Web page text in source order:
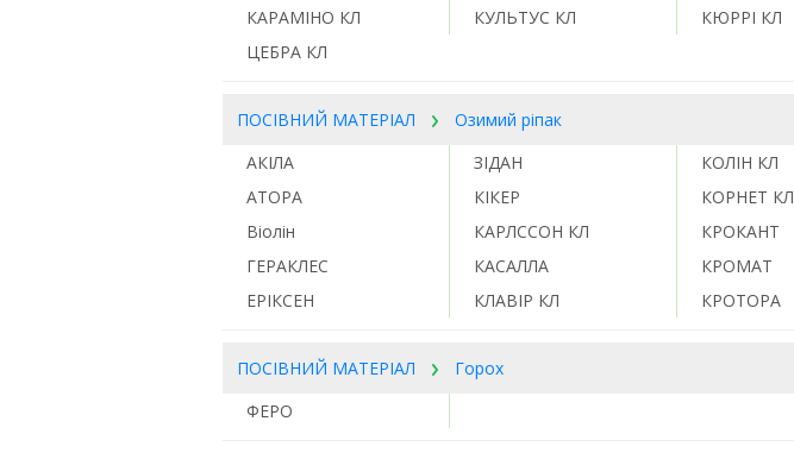
КАРАМІНО КЛ
КУЛЬТУС КЛ КЮРРІ КЛ
ЦЕБРА КЛ
ПОСІВНИЙ МАТЕРІАЛ
Озимий ріпак
АКІЛА
АТОРА
Віолін
ГЕРАКЛЕС
ЕРІКСЕН
ЗІДАН
КІКЕР
КАРЛССОН КЛ
КАСАЛЛА
КЛАВІР КЛ
КОЛІН КЛ
КОРНЕТ КЛ
КРОКАНТ
КРОМАТ
КРОТОРА
ПОСІВНИЙ МАТЕРІАЛ
Горох
ФЕРО